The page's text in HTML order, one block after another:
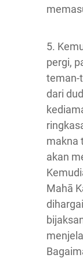
5.
pergi,
teman-
dari
makna
akan
Mahā